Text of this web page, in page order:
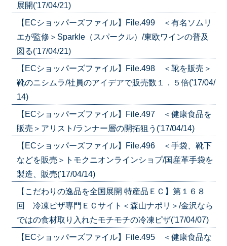
展開('17/04/21)
【ECショッパーズファイル】File.499 ＜有名ソムリ
エが監修＞Sparkle（スパークル）/東欧ワインの普及
図る('17/04/21)
【ECショッパーズファイル】File.498 ＜靴を販売＞
靴のニシムラ/社員のアイデアで販売数１．５倍('17/04/
14)
【ECショッパーズファイル】File.497 ＜健康食品を
販売＞アリスト/ランナー層の開拓狙う('17/04/14)
【ECショッパーズファイル】File.496 ＜手袋、靴下
などを販売＞トモクニオンラインショプ/国産革手袋を
製造、販売('17/04/14)
【こだわりの逸品を全国展開 特産品ＥＣ】第１６８
回 冷凍ピザ専門ＥＣサイト＜森山ナポリ＞/金沢なら
ではの食材取り入れたモチモチの冷凍ピザ('17/04/07)
【ECショッパーズファイル】File.495 ＜健康食品な